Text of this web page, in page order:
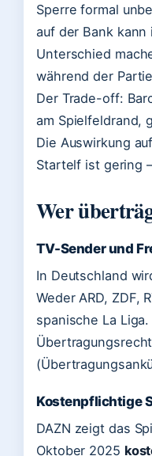
Sperre formal
auf der Bank
Unterschied
während der
Der Trade-off:
am Spielfeldrand,
Die Auswirkung
Startelf ist gering
Wer
TV-Sender und
In Deutschland
Weder ARD, ZDF,
spanische La
Kostenpflichtige
DAZN zeigt das
Oktober 2025